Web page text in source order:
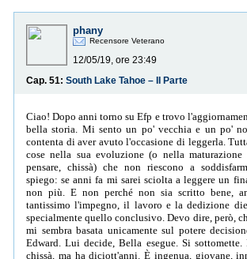
phany
Recensore Veterano
12/05/19, ore 23:49
Cap. 51: South Lake Tahoe – II Parte
Ciao! Dopo anni torno su Efp e trovo
bella storia. Mi sento un po' vecchia e un po'
contenta di aver avuto l'occasione di leggerla.
cose nella sua evoluzione (o nella
pensare, chissà) che non riescono a
spiego: se anni fa mi sarei sciolta a leggere un
non più. E non perché non sia scritto bene,
tantissimo l'impegno, il lavoro e la dedizione
specialmente quello conclusivo. Devo dire, però,
mi sembra basata unicamente sul potere
Edward. Lui decide, Bella esegue. Si sottomette.
chissà, ma ha diciott'anni. È ingenua, giovane,